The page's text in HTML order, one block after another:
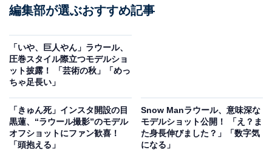
編集部が選ぶおすすめ記事
「いや、巨人やん」ラウール、
圧巻スタイル際立つモデルショ
ット披露！ 「芸術の秋」「めっ
ちゃ足長い」
「きゅん死」インスタ開設の目
黒蓮、“ラウール撮影”のモデル
オフショットにファン歓喜！
「頭抱える」
Snow Manラウール、意味深な
モデルショット公開！ 「え？ま
た身長伸びました？」「数字気
になる」